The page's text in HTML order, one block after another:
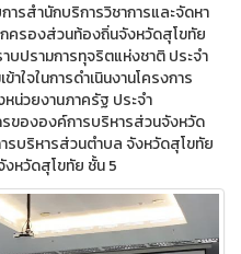
รสำนักบริการวิชาการและจัดหา
ครองส่วนท้องถิ่นจังหวัดสุโขทัย
ปรามการทุจริตแห่งชาติ ประจำ
ใจในการดำเนินงานโครงการ
น่วยงานภาครัฐ ประจำ
ขององค์การบริหารส่วนจังหวัด
รบริหารส่วนตำบล จังหวัดสุโขทัย
หวัดสุโขทัย ชั้น 5